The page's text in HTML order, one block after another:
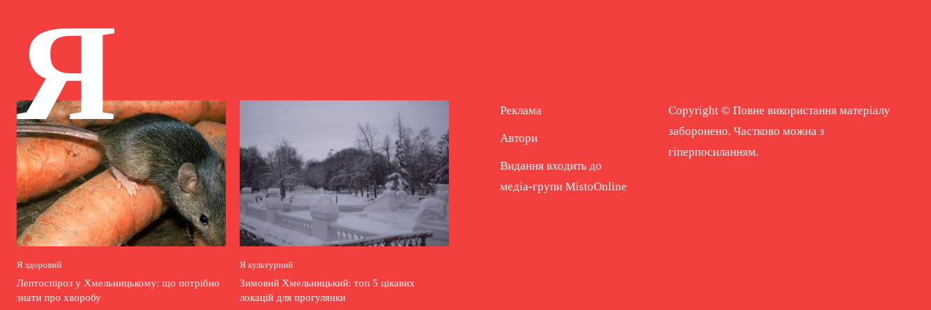
Я
Я здоровий
Лептоспіроз у Хмельницькому: що потрібно
знати про хворобу
Я культурний
Зимовий Хмельницький: топ 5 цікавих
локацій для прогулянки
Реклама
Автори
Видання входить до
медіа-групи MistoOnline
Copyright © Повне використання матеріалу
заборонено. Частково можна з
гіперпосиланням.